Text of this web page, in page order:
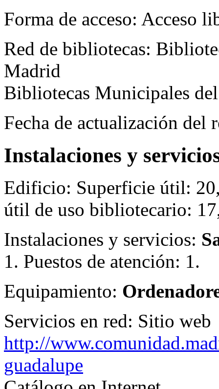
Forma de acceso: Acceso
Red de bibliotecas:
Madrid
Bibliotecas Municipales
Fecha de actualización del
Instalaciones y
Edificio: Superficie útil:
útil de uso bibliotecario:
Instalaciones y servicios:
1. Puestos de atención: 1.
Equipamiento:
Servicios en red: Sitio web
http://
guadalupe